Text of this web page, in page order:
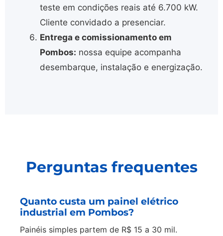
teste em condições reais até 6.700 kW.
Cliente convidado a presenciar.
Entrega e comissionamento em
Pombos: nossa equipe acompanha
desembarque, instalação e energização.
Perguntas frequentes
Quanto custa um painel elétrico
industrial em Pombos?
Painéis simples partem de R$ 15 a 30 mil.